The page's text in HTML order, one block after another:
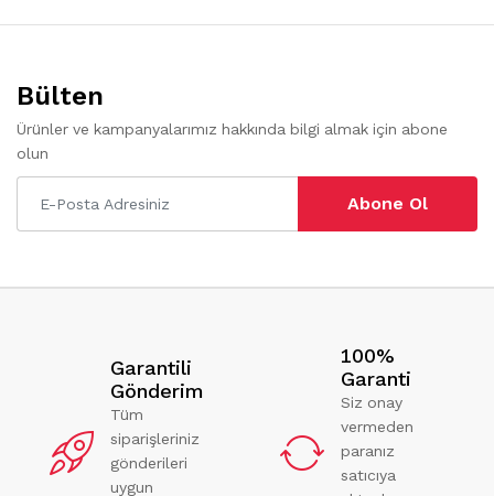
Bülten
Ürünler ve kampanyalarımız hakkında bilgi almak için abone
olun
Abone Ol
Garantili
Gönderim
Tüm
siparişleriniz
gönderileri
uygun
100%
Garanti
Siz onay
vermeden
paranız
satıcıya